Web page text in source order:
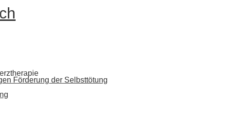
Förderung der Selbsttötung